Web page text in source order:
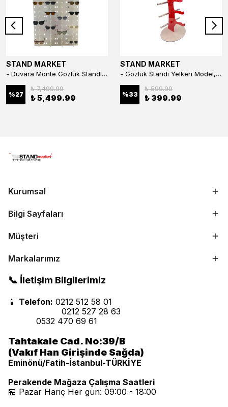
STAND MARKET
- Duvara Monte Gözlük Standı 56'li Pleksi Glass | 99x67 cm Gözlük Teşhir Standı
%27
₺ 7,499.99
₺ 5,499.99
STAND MARKET
- Gözlük Standı Yelken Model, 5 Gözlük Kapasiteli Standı Kırmızı
%33
₺ 599.99
₺ 399.99
Kurumsal
Bilgi Sayfaları
Müşteri
Markalarımız
📞 İletişim Bilgilerimiz
📱 Telefon: 0212 512 58 01
0212 527 28 63
0532 470 69 61
Tahtakale Cad. No:39/B
(Vakıf Han Girişinde Sağda)
Eminönü/Fatih-İstanbul-TÜRKİYE
Perakende Mağaza Çalışma Saatleri
🏪 Pazar Hariç Her gün: 09:00 - 18:00